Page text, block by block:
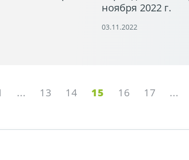
ноября 2022 г.
03.11.2022
... 13 14 15 16 17 ...